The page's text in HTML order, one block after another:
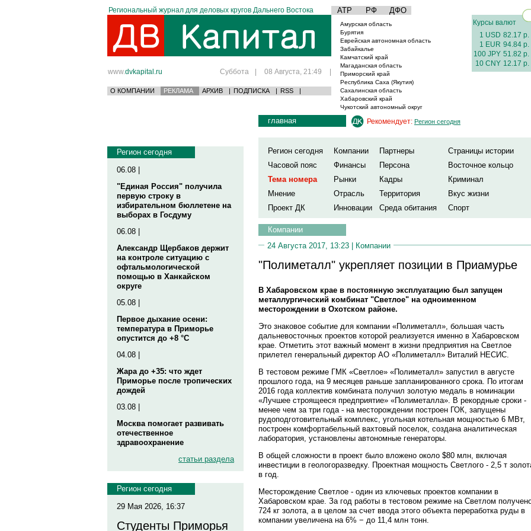
Региональный журнал для деловых кругов Дальнего Востока АТР РФ ДФО
www.dvkapital.ru Суббота | 08 Августа, 21:49 |
О КОМПАНИИ РЕКЛАМА АРХИВ | ПОДПИСКА | RSS |
Амурская область
Бурятия
Еврейская автономная область
Забайкалье
Камчатский край
Магаданская область
Приморский край
Республика Саха (Якутия)
Сахалинская область
Хабаровский край
Чукотский автономный округ
Курсы валют
1 USD 82.17 р.
1 EUR 94.84 р.
100 JPY 51.82 р.
10 CNY 12.17 р.
Регион сегодня
06.08 |
"Единая Россия" получила
первую строку в
избирательном бюллетене на
выборах в Госдуму
06.08 |
Александр Щербаков держит
на контроле ситуацию с
офтальмологической
помощью в Ханкайском
округе
05.08 |
Первое дыхание осени:
температура в Приморье
опустится до +8 °C
04.08 |
Жара до +35: что ждет
Приморье после тропических
дождей
03.08 |
Москва помогает развивать
отечественное
здравоохранение
статьи раздела
Регион сегодня
29 Мая 2026, 16:37
Студенты Приморья
главная Рекомендует: Регион сегодня
Регион сегодня Компании Партнеры
Страницы истории
Часовой пояс
Финансы Персона
Восточное кольцо
Тема номера
Рынки Кадры
Криминал
Мнение
Отрасль Территория
Вкус жизни
Проект ДК
Инновации Среда обитания Спорт
Компании
24 Августа 2017, 13:23 | Компании
"Полиметалл" укрепляет позиции в Приамурье
В Хабаровском крае в постоянную эксплуатацию был запущен
металлургический комбинат "Светлое" на одноименном
месторождении в Охотском районе.
Это знаковое событие для компании «Полиметалл», большая часть
дальневосточных проектов которой реализуется именно в Хабаровском
крае. Отметить этот важный момент в жизни предприятия на Светлое
прилетел генеральный директор АО «Полиметалл» Виталий НЕСИС.
В тестовом режиме ГМК «Светлое» «Полиметалл» запустил в августе
прошлого года, на 9 месяцев раньше запланированного срока. По итогам
2016 года коллектив комбината получил золотую медаль в номинации
«Лучшее строящееся предприятие» «Полиметалла». В рекордные сроки -
менее чем за три года - на месторождении построен ГОК, запущены
рудоподготовительный комплекс, угольная котельная мощностью 6 МВт,
построен комфортабельный вахтовый поселок, создана аналитическая
лаборатория, установлены автономные генераторы.
В общей сложности в проект было вложено около $80 млн, включая
инвестиции в геологоразведку. Проектная мощность Светлого - 2,5 т
в год.
Месторождение Светлое - один из ключевых проектов компании в
Хабаровском крае. За год работы в тестовом режиме на Светлом
724 кг золота, а в целом за счет ввода этого объекта переработка руды в
компании увеличена на 6% − до 11,4 млн тонн.